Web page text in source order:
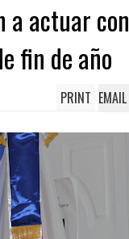
a actuar con
fin de año
PRINT EMAIL